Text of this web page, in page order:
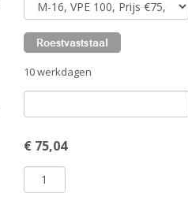
10 werkdagen
€ 75,04